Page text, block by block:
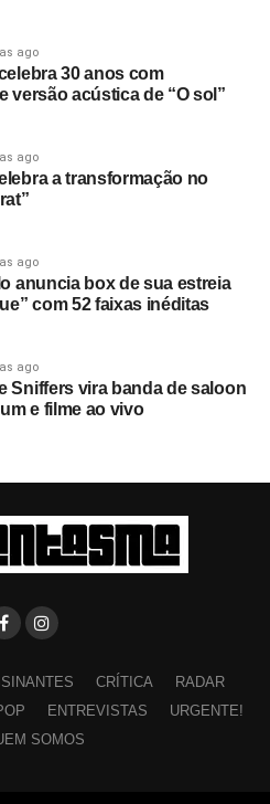
ago
30 anos com
versão acústica de “O sol”
ago
a transformação no
ago
anuncia box de sua estreia
com 52 faixas inéditas
ago
Sniffers vira banda de saloon
e filme ao vivo
CRÍTICA
RADAR
ENTREVISTAS
URGENTE!
SOMOS